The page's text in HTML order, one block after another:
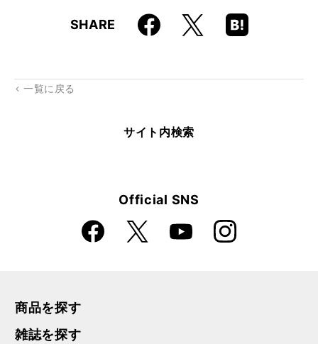
SHARE Faceboo
k
X
Hatena
Boo
一覧に戻る
サイト内検索
Official SNS
Faceboo
k
X YouTube Instagra
m
商品を探す
雑誌を探す